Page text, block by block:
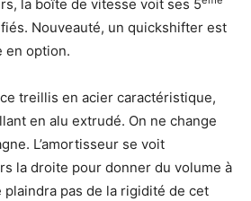
la boîte de vitesse voit ses 5
Nouveauté, un quickshifter est
en option.
treillis en acier caractéristique,
en alu extrudé. On ne change
L’amortisseur se voit
la droite pour donner du volume à
plaindra pas de la rigidité de cet